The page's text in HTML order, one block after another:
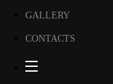
GALLERY
CONTACTS